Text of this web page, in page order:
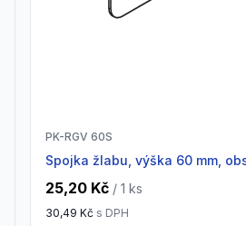
PK-RGV 60S
spojka žlabu, výška 60 mm,
25,20 Kč / 1 ks
30,49 Kč s DPH